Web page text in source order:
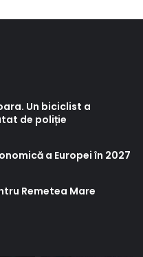
Un biciclist a
de poliție
a Europei în 2027
Remetea Mare